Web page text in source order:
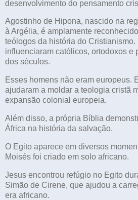
desenvolvimento do pensamento
Agostinho de Hipona, nascido na
à Argélia, é amplamente
teólogos da história do Cristianismo.
influenciaram católicos, ortodoxos e
dos séculos.
Esses homens não eram europeus.
ajudaram a moldar a teologia cristã
expansão colonial europeia.
Além disso, a própria Bíblia
África na história da salvação.
O Egito aparece em diversos
Moisés foi criado em solo africano.
Jesus encontrou refúgio no Egito
Simão de Cirene, que ajudou a
era africano.